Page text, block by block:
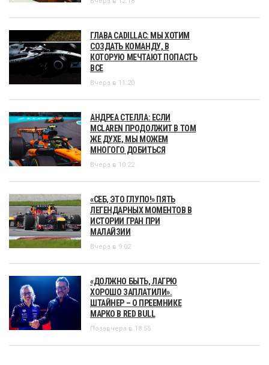
ГЛАВА CADILLAC: МЫ ХОТИМ
СОЗДАТЬ КОМАНДУ, В
КОТОРУЮ МЕЧТАЮТ ПОПАСТЬ
ВСЕ
Вчера в 11:20
АНДРЕА СТЕЛЛА: ЕСЛИ
MCLAREN ПРОДОЛЖИТ В ТОМ
ЖЕ ДУХЕ, МЫ МОЖЕМ
МНОГОГО ДОБИТЬСЯ
Вчера в 10:22
«СЕБ, ЭТО ГЛУПО!» ПЯТЬ
ЛЕГЕНДАРНЫХ МОМЕНТОВ В
ИСТОРИИ ГРАН ПРИ
МАЛАЙЗИИ
Вчера в 9:02
«ДОЛЖНО БЫТЬ, ЛАГРЮ
ХОРОШО ЗАПЛАТИЛИ».
ШТАЙНЕР – О ПРЕЕМНИКЕ
МАРКО В RED BULL
Позавчера в 18:55